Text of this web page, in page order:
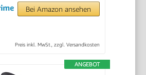
Bei Amazon ansehen
Preis inkl. MwSt., zzgl. Versandkosten
ANGEBOT